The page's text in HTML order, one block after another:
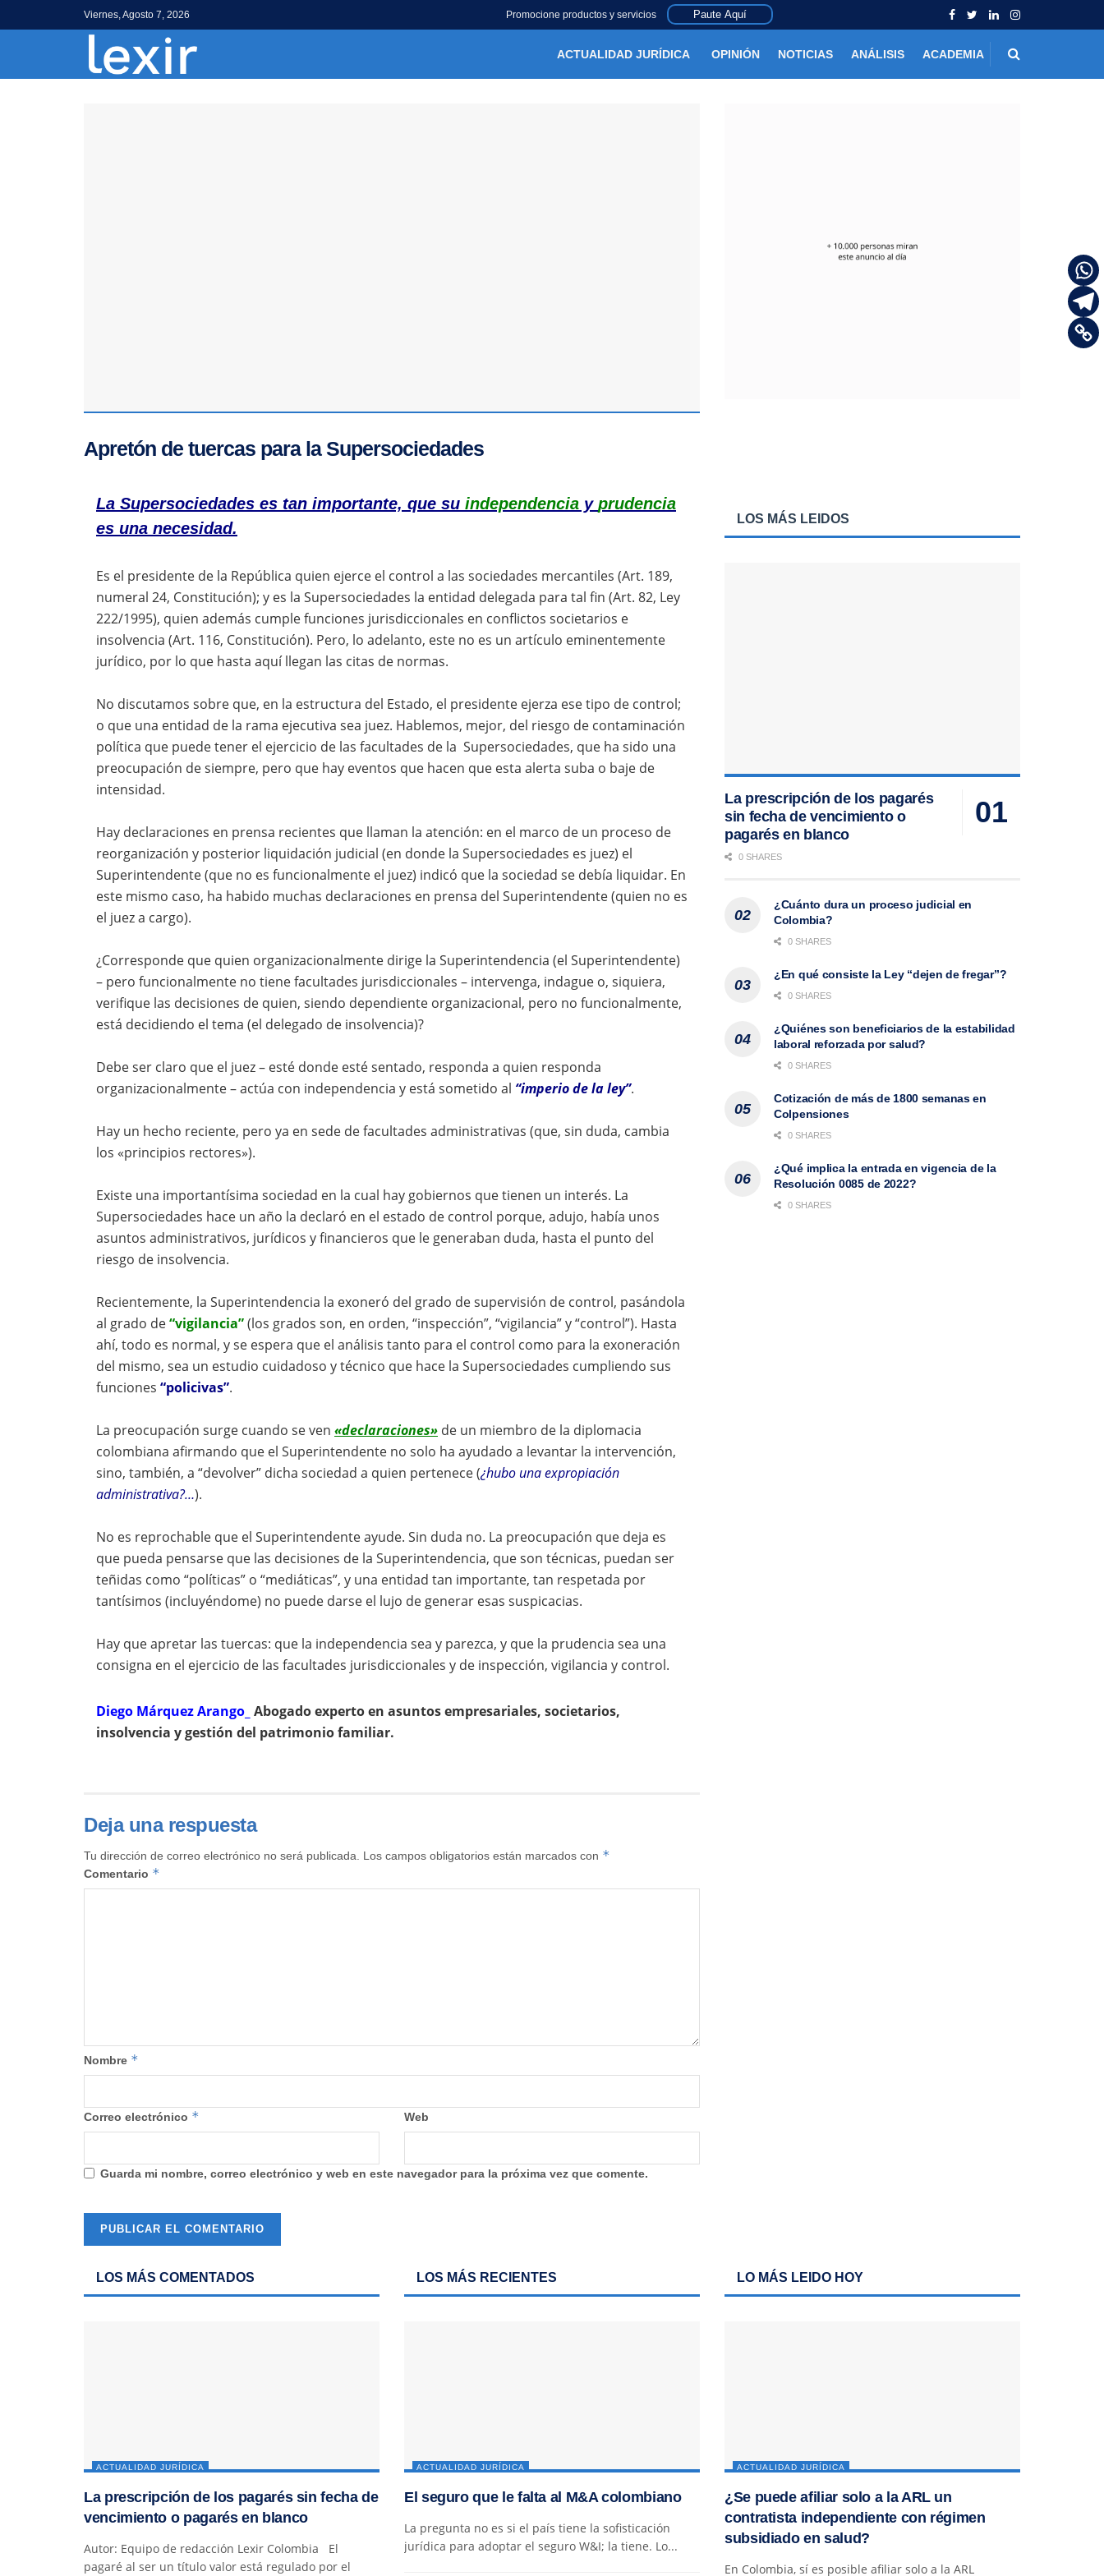
Viernes, Agosto 7, 2026 Promocione productos y servicios Paute Aquí
ACTUALIDAD JURÍDICA OPINIÓN NOTICIAS ANÁLISIS ACADEMIA
Apretón de tuercas para la Supersociedades
La Supersociedades es tan importante, que su independencia y prudencia
es una necesidad.
Es el presidente de la República quien ejerce el control a las sociedades mercantiles (Art. 189,
numeral 24, Constitución); y es la Supersociedades la entidad delegada para tal fin (Art. 82, Ley
222/1995), quien además cumple funciones jurisdiccionales en conflictos societarios e
insolvencia (Art. 116, Constitución). Pero, lo adelanto, este no es un artículo eminentemente
jurídico, por lo que hasta aquí llegan las citas de normas.
No discutamos sobre que, en la estructura del Estado, el presidente ejerza ese tipo de control;
o que una entidad de la rama ejecutiva sea juez. Hablemos, mejor, del riesgo de contaminación
política que puede tener el ejercicio de las facultades de la Supersociedades, que ha sido una
preocupación de siempre, pero que hay eventos que hacen que esta alerta suba o baje de
intensidad.
Hay declaraciones en prensa recientes que llaman la atención: en el marco de un proceso de
reorganización y posterior liquidación judicial (en donde la Supersociedades es juez) el
Superintendente (que no es funcionalmente el juez) indicó que la sociedad se debía liquidar. En
este mismo caso, ha habido muchas declaraciones en prensa del Superintendente (quien no es
el juez a cargo).
¿Corresponde que quien organizacionalmente dirige la Superintendencia (el Superintendente)
– pero funcionalmente no tiene facultades jurisdiccionales – intervenga, indague o, siquiera,
verifique las decisiones de quien, siendo dependiente organizacional, pero no funcionalmente,
está decidiendo el tema (el delegado de insolvencia)?
Debe ser claro que el juez – esté donde esté sentado, responda a quien responda
organizacionalmente – actúa con independencia y está sometido al “imperio de la ley”.
Hay un hecho reciente, pero ya en sede de facultades administrativas (que, sin duda, cambia
los «principios rectores»).
Existe una importantísima sociedad en la cual hay gobiernos que tienen un interés. La
Supersociedades hace un año la declaró en el estado de control porque, adujo, había unos
asuntos administrativos, jurídicos y financieros que le generaban duda, hasta el punto del
riesgo de insolvencia.
Recientemente, la Superintendencia la exoneró del grado de supervisión de control, pasándola
al grado de“vigilancia”(los grados son, en orden, “inspección”, “vigilancia” y “control”). Hasta
ahí, todo es normal, y se espera que el análisis tanto para el control como para la exoneración
del mismo, sea un estudio cuidadoso y técnico que hace la Supersociedades cumpliendo sus
funciones “policivas”.
La preocupación surge cuando se ven «declaraciones» de un miembro de la diplomacia
colombiana afirmando que el Superintendente no solo ha ayudado a levantar la intervención,
sino, también, a “devolver” dicha sociedad a quien pertenece (¿hubo una expropiación
administrativa?…).
No es reprochable que el Superintendente ayude. Sin duda no. La preocupación que deja es
que pueda pensarse que las decisiones de la Superintendencia, que son técnicas, puedan ser
teñidas como “políticas” o “mediáticas”, y una entidad tan importante, tan respetada por
tantísimos (incluyéndome) no puede darse el lujo de generar esas suspicacias.
Hay que apretar las tuercas: que la independencia sea y parezca, y que la prudencia sea una
consigna en el ejercicio de las facultades jurisdiccionales y de inspección, vigilancia y control.
Diego Márquez Arango_ Abogado experto en asuntos empresariales, societarios,
insolvencia y gestión del patrimonio familiar.
Deja una respuesta
Tu dirección de correo electrónico no será publicada. Los campos obligatorios están marcados con *
Comentario *
Nombre *
Correo electrónico * Web
Guarda mi nombre, correo electrónico y web en este navegador para la próxima vez que comente.
LOS MÁS LEIDOS
La prescripción de los pagarés
sin fecha de vencimiento o
pagarés en blanco
0 SHARES
¿Cuánto dura un proceso judicial en
Colombia?
0 SHARES
¿En qué consiste la Ley “dejen de fregar”?
0 SHARES
¿Quiénes son beneficiarios de la estabilidad
laboral reforzada por salud?
0 SHARES
Cotización de más de 1800 semanas en
Colpensiones
0 SHARES
¿Qué implica la entrada en vigencia de la
Resolución 0085 de 2022?
0 SHARES
LOS MÁS COMENTADOS
ACTUALIDAD JURÍDICA
La prescripción de los pagarés sin fecha de
vencimiento o pagarés en blanco
Autor: Equipo de redacción Lexir Colombia El
pagaré al ser un título valor está regulado por el
LOS MÁS RECIENTES
ACTUALIDAD JURÍDICA
El seguro que le falta al M&A colombiano
La pregunta no es si el país tiene la sofisticación
jurídica para adoptar el seguro W&I; la tiene. Lo...
LO MÁS LEIDO HOY
ACTUALIDAD JURÍDICA
¿Se puede afiliar solo a la ARL un
contratista independiente con régimen
subsidiado en salud?
En Colombia, sí es posible afiliar solo a la ARL